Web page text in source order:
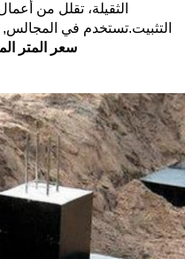
الثقيلة، تقلل من
التثبيت.تستخدم في
سعر المتر المكعب